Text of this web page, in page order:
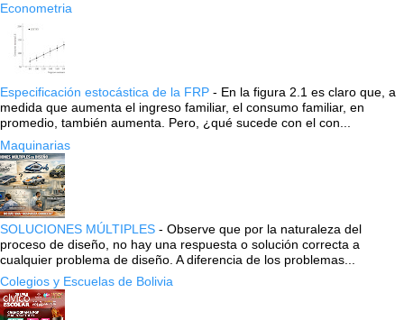
Econometria
Especificación estocástica de la FRP - En la figura 2.1 es claro que, a
medida que aumenta el ingreso familiar, el consumo familiar, en
promedio, también aumenta. Pero, ¿qué sucede con el con...
Maquinarias
SOLUCIONES MÚLTIPLES - Observe que por la naturaleza del
proceso de diseño, no hay una respuesta o solución correcta a
cualquier problema de diseño. A diferencia de los problemas...
Colegios y Escuelas de Bolivia